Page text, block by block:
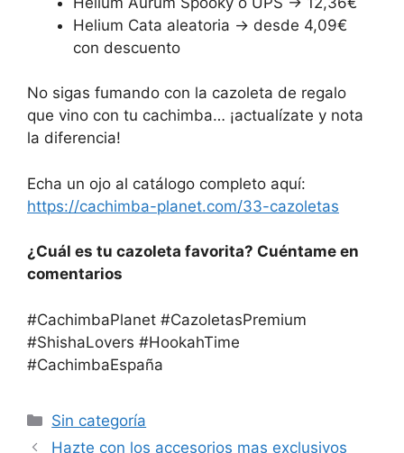
Helium Cata aleatoria → desde 4,09€
con descuento
No sigas fumando con la cazoleta de regalo
que vino con tu cachimba… ¡actualízate y nota
la diferencia!
Echa un ojo al catálogo completo aquí:
https://cachimba-planet.com/33-cazoletas
¿Cuál es tu cazoleta favorita? Cuéntame en
comentarios
#CachimbaPlanet #CazoletasPremium
#ShishaLovers #HookahTime
#CachimbaEspaña
Categorías
Sin categoría
Hazte con los accesorios mas exclusivos